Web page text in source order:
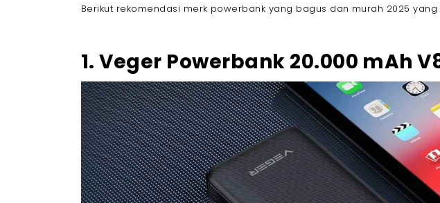
Berikut rekomendasi merk powerbank yang bagus dan murah 2025
1. Veger Powerbank 20.000 mAh